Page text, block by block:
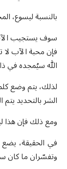
بالنسبة
سوف يستجيب
الله سيُمجده في
لذلك، يتم وضع
الشر بالتحديد
ومع ذلك فإن
وتفسّران ما كان